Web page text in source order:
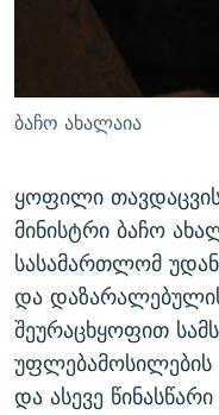
ᲛᲝᲚᲐᲞᲐᲠᲐᲙᲔ ᲢᲔᲥᲡᲢᲔᲑᲘ
ᲨᲘᲜ - ᲣᲪᲮᲝᲔᲗᲨᲘ
ᲚᲘᲢᲔᲠᲐᲢᲣᲠᲣᲚᲘ
ᲘᲛᲞᲔᲠᲘᲐ ᲓᲐ ᲠᲐᲓᲘᲝ
ᲩᲔᲛᲘ ᲡᲘᲙᲕᲓᲘᲚᲘᲡ
11 ᲬᲔᲚᲘ - 11 ᲐᲛᲑᲐᲕᲘ
ᲡᲐᲞᲐᲠᲚᲐᲛᲔᲜᲢᲝ
5 ᲐᲛᲑᲐᲕᲘ - 20 ᲘᲕᲜᲘᲡᲡ
ᲐᲒᲕᲘᲡᲢᲝᲡ ᲝᲛᲘ
ПРИВЕТ ᲙᲣᲚᲢᲣᲠᲐ
ᲒᲐᲛᲝᲘᲬᲔᲠᲔ
რთე/რთ-ის
ბაჩო ახალაია
ყოფილი
მინისტრი ბაჩო
სასამართლომ
და
შეურაცხყოფით
უფლებამოსილების
და ასევე